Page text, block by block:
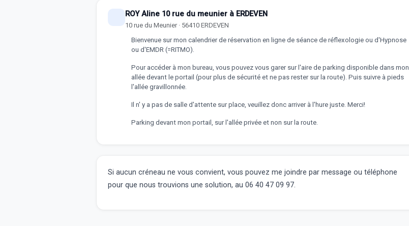
ROY Aline 10 rue du meunier à ERDEVEN
10 rue du Meunier · 56410 ERDEVEN
Bienvenue sur mon calendrier de réservation en ligne de séance de réflexologie ou d'Hypnose
ou d'EMDR (=RITMO).
Pour accéder à mon bureau, vous pouvez vous garer sur l'aire de parking disponible dans mon
allée devant le portail (pour plus de sécurité et ne pas rester sur la route). Puis suivre à pieds
l'allée gravillonnée.
Il n' y a pas de salle d'attente sur place, veuillez donc arriver à l'hure juste. Merci!
Parking devant mon portail, sur l'allée privée et non sur la route.
Si aucun créneau ne vous convient, vous pouvez me joindre par message ou téléphone
pour que nous trouvions une solution, au 06 40 47 09 97.